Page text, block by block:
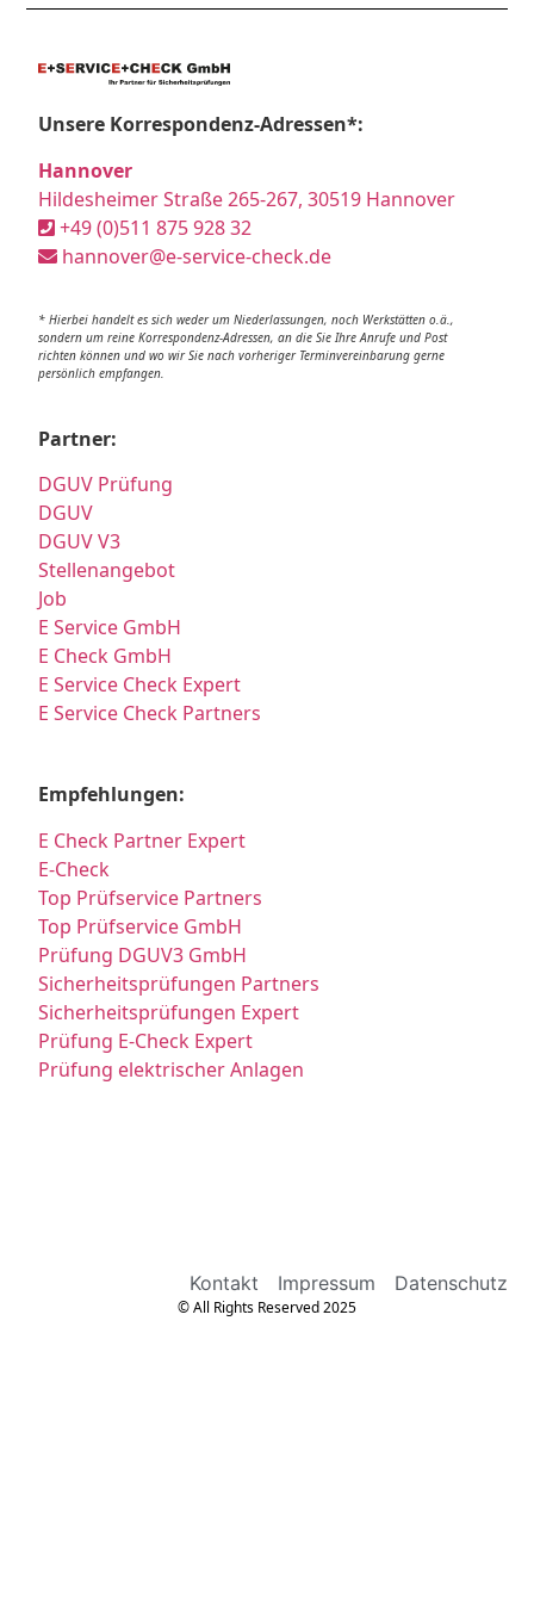
Unsere Korrespondenz-Adressen*:
Hannover
Hildesheimer Straße 265-267, 30519 Hannover
+49 (0)511 875 928 32
hannover@e-service-check.de
* Hierbei handelt es sich weder um Niederlassungen, noch Werkstätten o.ä.,
sondern um reine Korrespondenz-Adressen, an die Sie Ihre Anrufe und Post
richten können und wo wir Sie nach vorheriger Terminvereinbarung gerne
persönlich empfangen.
Partner:
DGUV Prüfung
DGUV
DGUV V3
Stellenangebot
Job
E Service GmbH
E Check GmbH
E Service Check Expert
E Service Check Partners
Empfehlungen:
E Check Partner Expert
E-Check
Top Prüfservice Partners
Top Prüfservice GmbH
Prüfung DGUV3 GmbH
Sicherheitsprüfungen Partners
Sicherheitsprüfungen Expert
Prüfung E-Check Expert
Prüfung elektrischer Anlagen
Kontakt Impressum Datenschutz
© All Rights Reserved 2025